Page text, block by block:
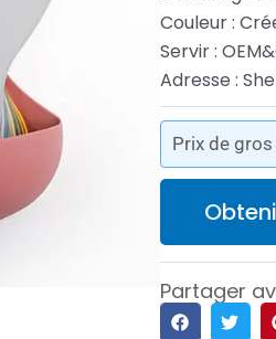
Couleur :
Servir :
Adresse :
Prix de
Partager